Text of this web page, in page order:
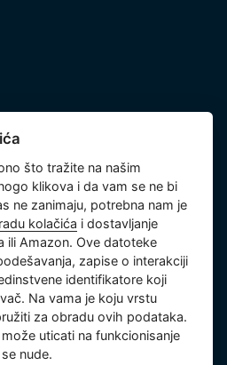
obrađivanih podataka
u Opštinskom sudu u Pragu,
što tražite na našim
klikova i da vam se ne bi
ne zanimaju, potrebna nam je
kolačića i dostavljanje
ili Amazon. Ove datoteke
zapise o interakciji
identifikatore koji
Na vama je koju vrstu
za obradu ovih podataka.
uticati na funkcionisanje
nude.